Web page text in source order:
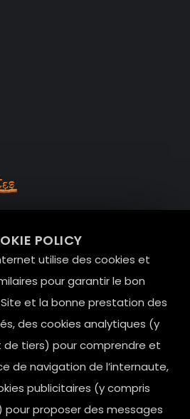
POLICY
utilise des cookies et
pour garantir le bon
et la bonne prestation des
des cookies analytiques (y
de tiers) pour comprendre et
de navigation de l’internaute,
publicitaires (y compris
proposer des messages